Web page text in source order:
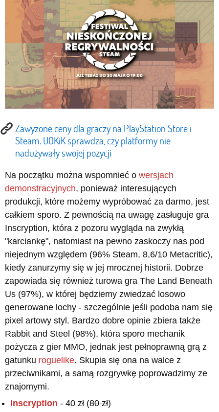
Zawyżone ceny dla graczy na PlayStation Store i
Steam. UOKiK sprawdza, czy platformy nie
nadużywały swojej pozycji
Na początku można wspomnieć o wersjach
demonstracyjnych, ponieważ interesujących
produkcji, które możemy wypróbować za darmo, jest
całkiem sporo. Z pewnością na uwagę zasługuje gra
Inscryption, która z pozoru wygląda na zwykłą
"karciankę", natomiast na pewno zaskoczy nas pod
niejednym względem (96% Steam, 8,6/10 Metacritic),
kiedy zanurzymy się w jej mrocznej historii. Dobrze
zapowiada się również turowa gra The Land Beneath
Us (97%), w której będziemy zwiedzać losowo
generowane lochy - szczególnie jeśli podoba nam się
pixel artowy styl. Bardzo dobre opinie zbiera także
Rabbit and Steel (98%), która sporo mechanik
pożycza z gier MMO, jednak jest pełnoprawną grą z
gatunku roguelike. Skupia się ona na walce z
przeciwnikami, a samą rozgrywkę poprowadzimy ze
znajomymi.
Inscryption - 40 zł (80 zł)